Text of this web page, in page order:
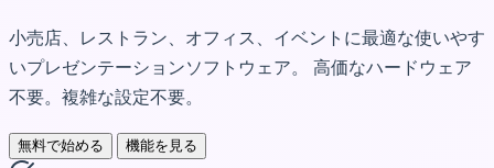
小売店、レストラン、オフィス、イベントに最適な使いやす
いプレゼンテーションソフトウェア。 高価なハードウェア
不要。複雑な設定不要。
無料で始める 機能を見る